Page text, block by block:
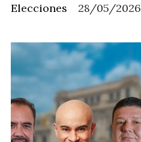
Elecciones 28/05/2026